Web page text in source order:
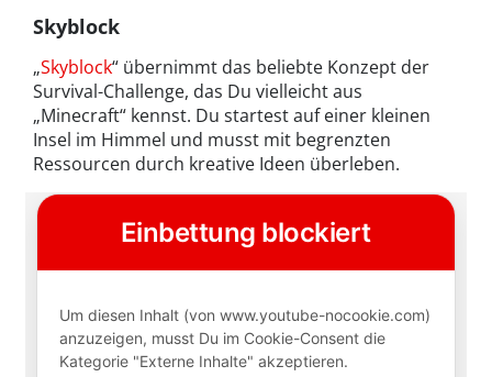
Skyblock
„Skyblock“ übernimmt das beliebte Konzept der
Survival-Challenge, das Du vielleicht aus
„Minecraft“ kennst. Du startest auf einer kleinen
Insel im Himmel und musst mit begrenzten
Ressourcen durch kreative Ideen überleben.